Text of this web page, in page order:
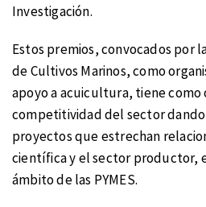
Investigación.
Estos premios, convocados por
de Cultivos Marinos, como
apoyo a acuicultura, tiene
competitividad del sector dando
proyectos que estrechan
científica y el sector productor,
ámbito de las PYMES.